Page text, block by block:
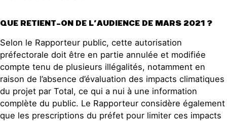
QUE RETIENT-ON DE L’AUDIENCE DE MARS 2021 ?
Selon le Rapporteur public, cette autorisation
préfectorale doit être en partie annulée et modifiée
compte tenu de plusieurs illégalités, notamment en
raison de l’absence d’évaluation des impacts climatiques
du projet par Total, ce qui a nui à une information
complète du public. Le Rapporteur considère également
que les prescriptions du préfet pour limiter ces impacts